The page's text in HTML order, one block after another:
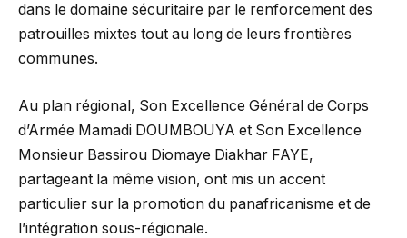
dans le domaine sécuritaire par le renforcement des
patrouilles mixtes tout au long de leurs frontières
communes.
Au plan régional, Son Excellence Général de Corps
d’Armée Mamadi DOUMBOUYA et Son Excellence
Monsieur Bassirou Diomaye Diakhar FAYE,
partageant la même vision, ont mis un accent
particulier sur la promotion du panafricanisme et de
l’intégration sous-régionale.